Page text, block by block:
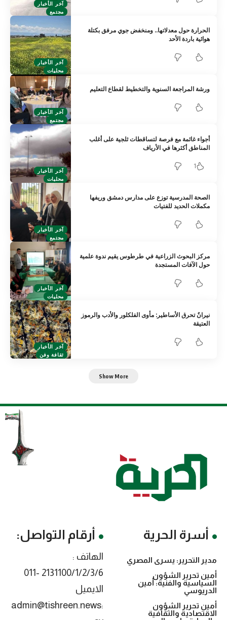
آخر الأخبار
مجتمع
آخر الأخبار
محليات
الحرارة حول معدلاتها.. ومنخفض جوي مرفق بكتلة
هوائية باردة الأحد
آخر الأخبار
مجتمع
ورشة المراجعة السنوية والتخطيط لقطاع التعليم
آخر الأخبار
محليات
أجواء غائمة مع فرصة لتساقطات ثلجية على أغلب
المناطق أكثرها في الأرياف
1
آخر الأخبار
مجتمع
الصحة المدرسية توزع على مدارس دمشق وريفها
مكملات الحديد للفتيات
آخر الأخبار
محليات
مركز البحوث الزراعية في طرطوس يقيم ندوة علمية
حول الآفات المستجدة
آخر الأخبار
ثقافة وفن
نيرانٌ تحرق الأساطير: مأوى الفلكلور والأدب والرموز
العتيقة
Show More
أسرة الحرية
مدير التحرير: يسرى المصري
أمين تحرير الشؤون
السياسية والفنية: أمين
الدريوسي
أمين تحرير الشؤون
الاقتصادية والثقافية
أرقام التواصل:
الهاتف :
2131100/1/2/3/6 -011
الايميل
:admin@tishreen.news